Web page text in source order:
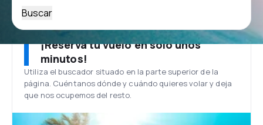
Buscar
¡Reserva tu vuelo en solo unos
minutos!
Utiliza el buscador situado en la parte superior de la
página. Cuéntanos dónde y cuándo quieres volar y deja
que nos ocupemos del resto.